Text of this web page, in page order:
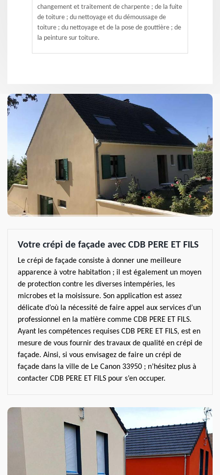
changement et traitement de charpente ; de la fuite
de toiture ; du nettoyage et du démoussage de
toiture ; du nettoyage et de la pose de gouttière ; de
la peinture sur toiture.
Votre crépi de façade avec CDB PERE ET FILS
Le crépi de façade consiste à donner une meilleure
apparence à votre habitation ; il est également un moyen
de protection contre les diverses intempéries, les
microbes et la moisissure. Son application est assez
délicate d’où la nécessité de faire appel aux services d’un
professionnel en la matière comme CDB PERE ET FILS.
Ayant les compétences requises CDB PERE ET FILS, est en
mesure de vous fournir des travaux de qualité en crépi de
façade. Ainsi, si vous envisagez de faire un crépi de
façade dans la ville de Le Canon 33950 ; n’hésitez plus à
contacter CDB PERE ET FILS pour s’en occuper.